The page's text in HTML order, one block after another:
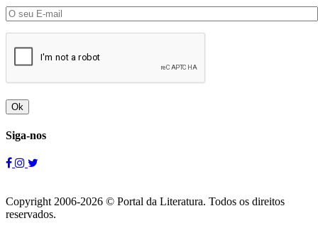
Ok
Siga-nos
Copyright 2006-2026 © Portal da Literatura. Todos os direitos
reservados.